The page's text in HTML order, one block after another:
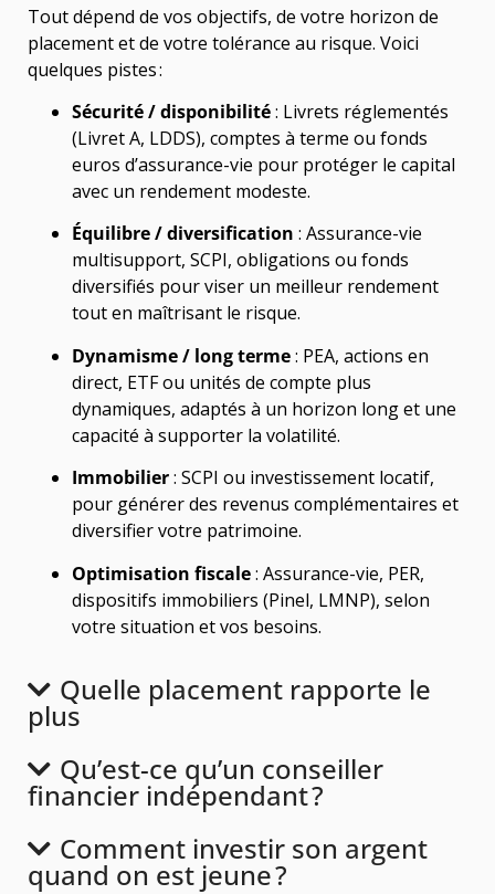
Tout dépend de vos objectifs, de votre horizon de
placement et de votre tolérance au risque. Voici
quelques pistes :
Sécurité / disponibilité: Livrets réglementés
(Livret A, LDDS), comptes à terme ou fonds
euros d’assurance-vie pour protéger le capital
avec un rendement modeste.
Équilibre / diversification : Assurance-vie
multisupport, SCPI, obligations ou fonds
diversifiés pour viser un meilleur rendement
tout en maîtrisant le risque.
Dynamisme / long terme: PEA, actions en
direct, ETF ou unités de compte plus
dynamiques, adaptés à un horizon long et une
capacité à supporter la volatilité.
Immobilier: SCPI ou investissement locatif,
pour générer des revenus complémentaires et
diversifier votre patrimoine.
Optimisation fiscale: Assurance-vie, PER,
dispositifs immobiliers (Pinel, LMNP), selon
votre situation et vos besoins.
Quelle placement rapporte le
plus
Qu’est-ce qu’un conseiller
financier indépendant ?
Comment investir son argent
quand on est jeune ?